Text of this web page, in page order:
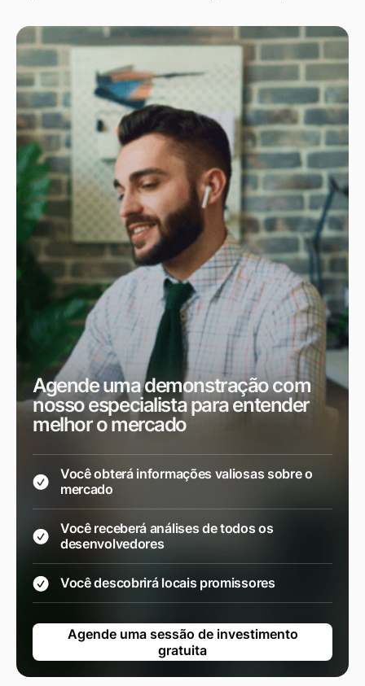
Agende uma demonstração com
nosso especialista para entender
melhor o mercado
Você obterá informações valiosas sobre o
mercado
Você receberá análises de todos os
desenvolvedores
Você descobrirá locais promissores
Agende uma sessão de investimento
gratuita